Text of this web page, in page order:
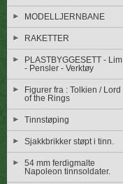
MODELLJERNBANE
RAKETTER
PLASTBYGGESETT - Lim
- Pensler - Verktøy
Figurer fra : Tolkien / Lord
of the Rings
Tinnstøping
Sjakkbrikker støpt i tinn.
54 mm ferdigmalte
Napoleon tinnsoldater.